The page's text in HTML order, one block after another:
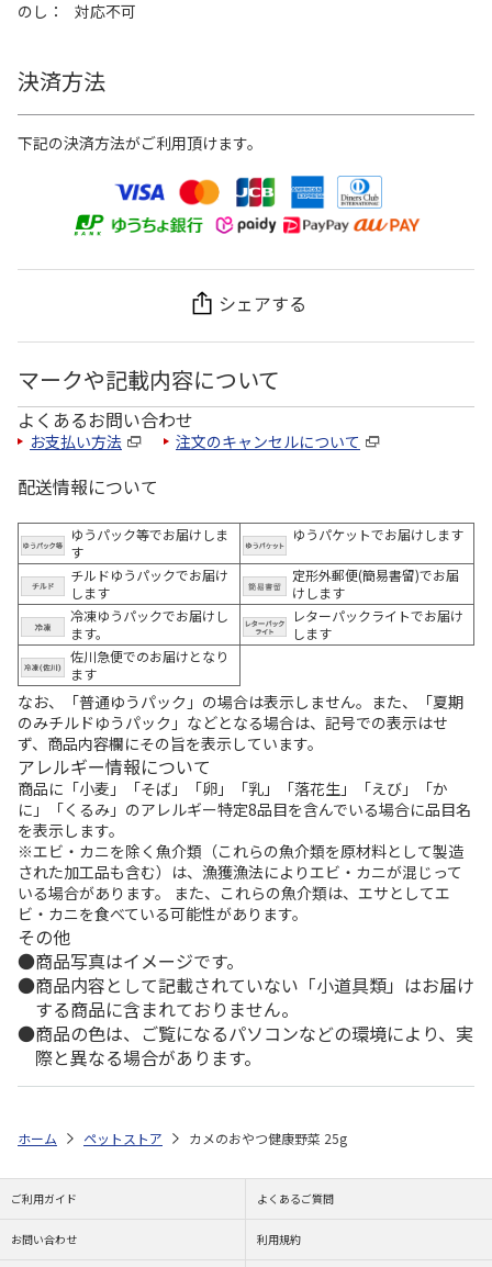
のし
対応不可
決済方法
下記の決済方法がご利用頂けます。
シェアする
マークや記載内容について
よくあるお問い合わせ
お支払い方法 注文のキャンセルについて
配送情報について
ゆうパック等でお届けしま
す
ゆうパケットでお届けします
チルドゆうパックでお届け
します
定形外郵便(簡易書留)でお届
けします
冷凍ゆうパックでお届けし
ます。
レターパックライトでお届け
します
佐川急便でのお届けとなり
ます
なお、「普通ゆうパック」の場合は表示しません。また、「夏期
のみチルドゆうパック」などとなる場合は、記号での表示はせ
ず、商品内容欄にその旨を表示しています。
アレルギー情報について
商品に「小麦」「そば」「卵」「乳」「落花生」「えび」「か
に」「くるみ」のアレルギー特定8品目を含んでいる場合に品目名
を表示します。
※エビ・カニを除く魚介類（これらの魚介類を原材料として製造
された加工品も含む）は、漁獲漁法によりエビ・カニが混じって
いる場合があります。 また、これらの魚介類は、エサとしてエ
ビ・カニを食べている可能性があります。
その他
商品写真はイメージです。
商品内容として記載されていない「小道具類」はお届け
する商品に含まれておりません。
商品の色は、ご覧になるパソコンなどの環境により、実
際と異なる場合があります。
ホーム ペットストア カメのおやつ健康野菜 25g
ご利用ガイド よくあるご質問
お問い合わせ 利用規約